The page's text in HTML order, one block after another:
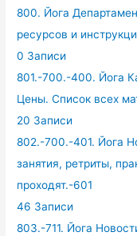
800. Йога
ресурсов и
0 Записи
801.-700.-400. Йога
Цены. Список всех
20 Записи
802.-700.-401. Йога
занятия, ретриты,
проходят.-601
46 Записи
803.-711. Йога